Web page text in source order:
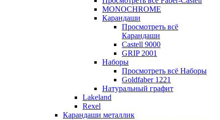
MONOCHROME
Карандаши
Просмотреть всё
Карандаши
Castell 9000
GRIP 2001
Наборы
Просмотреть всё Наборы
Goldfaber 1221
Натуральный графит
Lakeland
Rexel
Карандаши металлик